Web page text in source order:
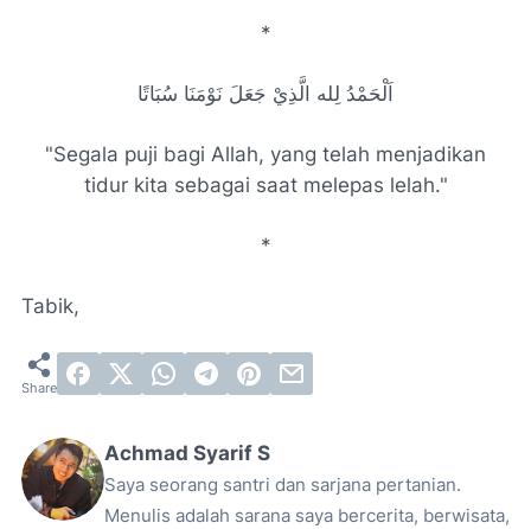
*
اَلْحَمْدُ لِله الَّذِيْ جَعَلَ نَوْمَنَا سُبَاتًا
"Segala puji bagi Allah, yang telah menjadikan
tidur kita sebagai saat melepas lelah."
*
Tabik,
Achmad Syarif S
Saya seorang santri dan sarjana pertanian.
Menulis adalah sarana saya bercerita, berwisata,